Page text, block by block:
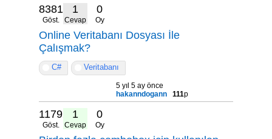
8381
Göst.
1
Cevap
0
Oy
Online Veritabanı Dosyası İle
Çalışmak?
C# Veritabanı
5 yıl 5 ay önce
hakanndogann
111p
11792
Göst.
1
Cevap
0
Oy